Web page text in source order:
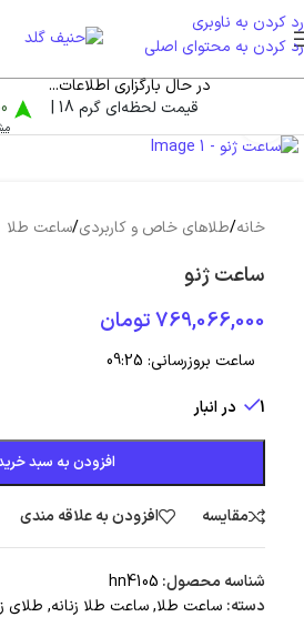
رد کردن به ناوبری
رد کردن به محتوای اصلی
در حال بارگزاری اطلاعات...
قیمت لحظه‌ای گرم 18 |
بزرگنمایی تصویر
خانه/طلاهای خاص و کاربردی/ساعت طلا
ساعت ژنو
769,066,000تومان
ساعت بروزرسانی: 09:25
1 در انبار
افزودن به سبد
مقایسه افزودن به علاقه مندی
شناسه محصول: hn4105
دسته: ساعت طلا,ساعت طلا زنانه, طلای